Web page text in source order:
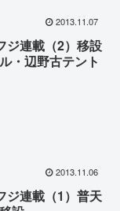
2013.11.07
ジ連載（2）移設
・辺野古テント
2013.11.06
ジ連載（1）普天